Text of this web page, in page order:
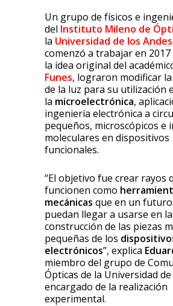
Un grupo de físicos e
del Instituto Mileno de
la Universidad de los Andes
comenzó a trabajar en
la idea original del
Funes, lograron modificar
de la luz para su utilización
la microelectrónica,
ingeniería electrónica a
pequeños, microscópicos e
moleculares en dispositivos
funcionales.
“El objetivo fue crear rayos
funcionen como
mecánicas que en un
puedan llegar a usarse en la
construcción de las piezas
pequeñas de los
electrónicos”, explica
miembro del grupo de
Ópticas de la Universidad
encargado de la realización
experimental.